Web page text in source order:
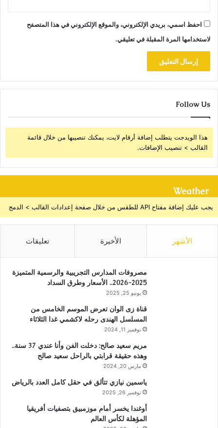
احفظ اسمي، بريدي الإلكتروني، والموقع الإلكتروني في هذا المتصفح
لاستخدامها المرة المقبلة في تعليقي.
Follow Us
هذا الويدجت يتطلب إضافة أرقام لايت، يمكنك تنصيبها من خلال قائمة
القالب > تنصيب الإضافات.
Weather
يجب عليك إضافة مفتاح API للطقس من خلال صفحة إعدادات القالب > الدمج
الأشهر الأخيرة تعليقات
مصروفات المدارس التجريبية والرسمية المتميزة
2025-2026.. الأسعار وطرق السداد
يونيو 25, 2025
قناة زى الوان تعرض الموسم الخامس من
المسلسل الهندى رحله لاكشمي غدا الثلاثاء
نوفمبر 11, 2024
مريم سعيد صالح: دخلت الفن وأنا عندي 37 سنة..
وهذه حقيقة قرابتي بالراحل سعيد صالح
مارس 20, 2024
ياسمين نيازي تتألق في حقل كامل العدد بالرياض
نوفمبر 26, 2025
أوغندا يخسر أمام موزمبيق بتصفيات أفريقيا
المؤهلة لكأس العالم